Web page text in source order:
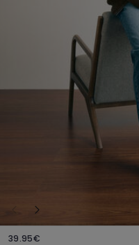
39.95€